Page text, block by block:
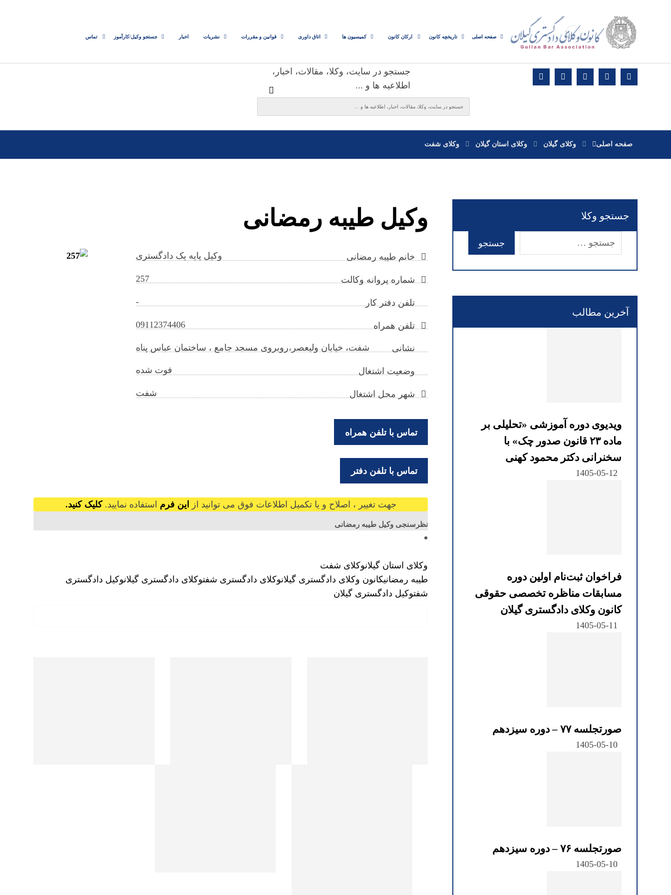
صفحه اصلی تاریخچه کانون ارکان کانون کمیسیون ها اتاق داوری قوانین و مقررات نشریات اخبار جستجو وکیل/کارآموز تماس
جستجو در سایت، وکلا، مقالات، اخبار،
اطلاعیه ها و ...
صفحه اصلی وکلای گیلان وکلای استان گیلان وکلای شفت
وکیل طیبه رمضانی
خانم طیبه رمضانی وکیل پایه یک دادگستری
شماره پروانه وکالت 257
تلفن دفتر کار -
تلفن همراه 09112374406
نشانی شفت، خیابان ولیعصر،روبروی مسجد جامع ، ساختمان عباس پناه
وضعیت اشتغال فوت شده
شهر محل اشتغال شفت
تماس با تلفن همراه
تماس با تلفن دفتر
جهت تغییر ، اصلاح و یا تکمیل اطلاعات فوق می توانید از این فرم استفاده نمایید. کلیک کنید.
نظرسنجی وکیل طیبه رمضانی
وکلای استان گیلانوکلای شفت
طیبه رمضانیکانون وکلای دادگستری گیلانوکلای دادگستری شفتوکلای دادگستری گیلانوکیل دادگستری
شفتوکیل دادگستری گیلان
جستجو وکلا
آخرین مطالب
ویدیوی دوره آموزشی «تحلیلی بر
ماده ۲۳ قانون صدور چک» با
سخنرانی دکتر محمود کهنی
1405-05-12
فراخوان ثبت‌نام اولین دوره
مسابقات مناظره تخصصی حقوقی
کانون وکلای دادگستری گیلان
1405-05-11
صورتجلسه ۷۷ – دوره سیزدهم
1405-05-10
صورتجلسه ۷۶ – دوره سیزدهم
1405-05-10